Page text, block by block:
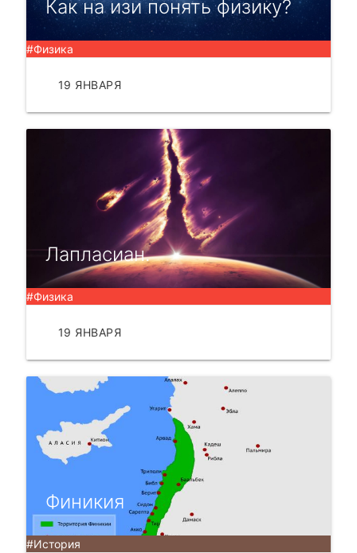
Как на изи понять физику?
#Физика
19 ЯНВАРЯ
Лапласиан.
#Физика
19 ЯНВАРЯ
Финикия
#История